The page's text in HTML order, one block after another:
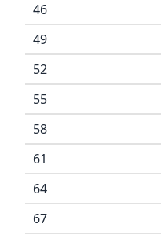
46
49
52
55
58
61
64
67